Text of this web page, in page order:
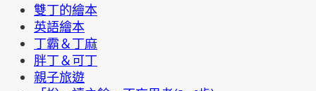
雙丁的繪本
英語繪本
丁霸＆丁麻
胖丁＆可丁
親子旅遊